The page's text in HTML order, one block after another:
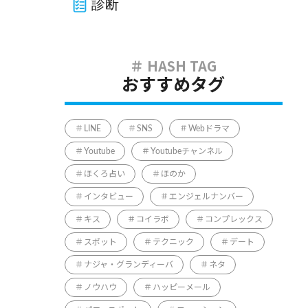
診断
おすすめタグ
LINE SNS Webドラマ
Youtube Youtubeチャンネル
ほくろ占い ほのか
インタビュー エンジェルナンバー
キス コイラボ コンプレックス
スポット テクニック デート
ナジャ・グランディーバ ネタ
ノウハウ ハッピーメール